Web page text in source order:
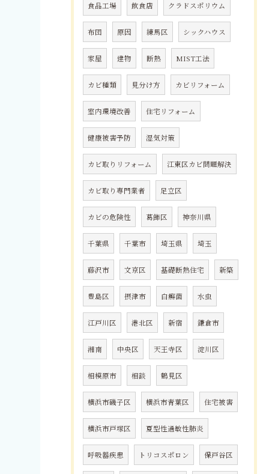
食品工場 飲食店 クラドスポリウム
布団 原因 練馬区 シックハウス
家屋 建物 断熱 MIST工法
カビ種類 見分け方 カビリフォーム
室内環境改善 住宅リフォーム
健康被害予防 湿気対策
カビ取りリフォーム 江東区カビ問題解決
カビ取り専門業者 足立区
カビの危険性 葛飾区 神奈川県
千葉県 千葉市 埼玉県 埼玉
藤沢市 文京区 基礎断熱住宅 新築
豊島区 摂津市 白癬菌 水虫
江戸川区 港北区 新宿 鎌倉市
湘南 中央区 天王寺区 淀川区
相模原市 相談 鶴見区
横浜市磯子区 横浜市青葉区 住宅被害
横浜市戸塚区 夏型性過敏性肺炎
呼吸器疾患 トリコスポロン 保戸谷区